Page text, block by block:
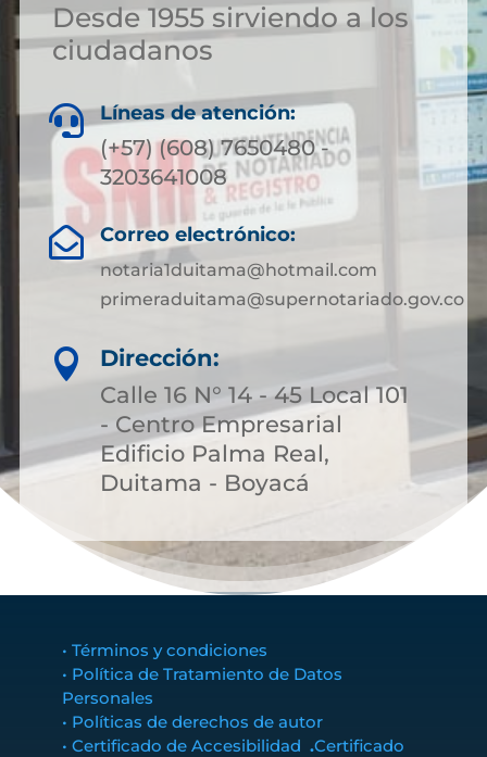
Desde 1955 sirviendo a los
ciudadanos
 Líneas de atención:
(+57) (608) 7650480 -
3203641008
 Correo electrónico:
notaria1duitama@hotmail.com
primeraduitama@supernotariado.gov.co

Dirección:
Calle 16 N° 14 - 45 Local 101
- Centro Empresarial
Edificio Palma Real,
Duitama - Boyacá
• Términos y condiciones
• Política de Tratamiento de Datos
Personales
• Políticas de derechos de autor
• Certificado de Accesibilidad .Certificado